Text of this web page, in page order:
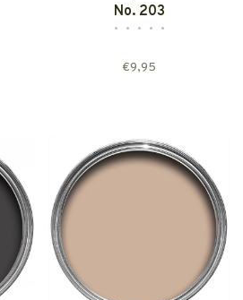
No. 203
• • • • •
€9,95